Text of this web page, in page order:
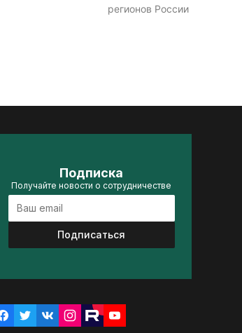
регионов России
Подписка
Получайте новости о сотрудничестве
Подписаться